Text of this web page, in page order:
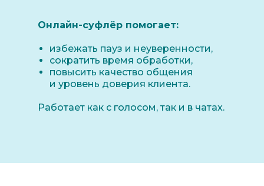
Онлайн-суфлёр помогает:
избежать пауз и неуверенности,
сократить время обработки,
повысить качество общения
и уровень доверия клиента.
Работает как с голосом, так и в чатах.